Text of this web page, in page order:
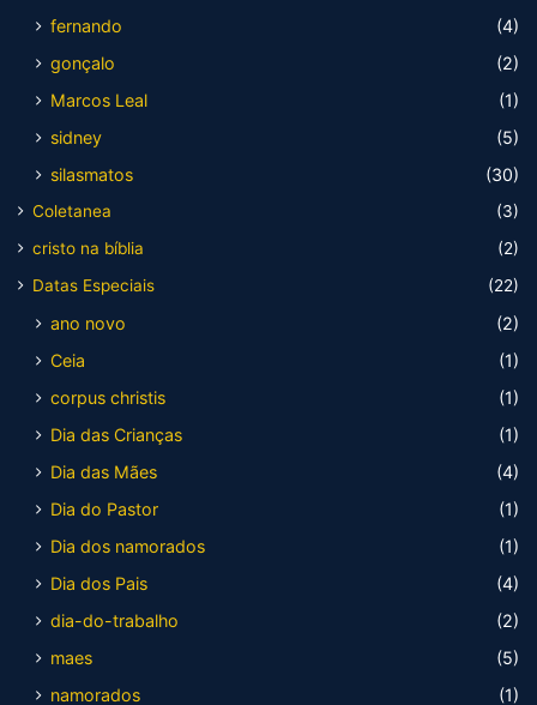
fernando
(4)
gonçalo
(2)
Marcos Leal
(1)
sidney
(5)
silasmatos
(30)
Coletanea
(3)
cristo na bíblia
(2)
Datas Especiais
(22)
ano novo
(2)
Ceia
(1)
corpus christis
(1)
Dia das Crianças
(1)
Dia das Mães
(4)
Dia do Pastor
(1)
Dia dos namorados
(1)
Dia dos Pais
(4)
dia-do-trabalho
(2)
maes
(5)
namorados
(1)